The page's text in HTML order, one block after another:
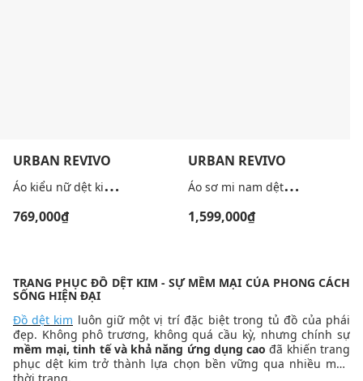
URBAN REVIVO
Á
o kiểu nữ dệt kim phối dây rút
769,000₫
URBAN REVIVO
Á
o sơ mi nam dệt kim cổ V tay ngắn
1,599,000₫
TRANG PHỤC ĐỒ DỆT KIM - SỰ MỀM MẠI CỦA PHONG CÁCH
SỐNG HIỆN ĐẠI
Đồ dệt kim luôn giữ một vị trí đặc biệt trong tủ đồ của phái
đẹp. Không phô trương, không quá cầu kỳ, nhưng chính sự
mềm mại, tinh tế và khả năng ứng dụng cao đã khiến trang
phục dệt kim trở thành lựa chọn bền vững qua nhiều mùa